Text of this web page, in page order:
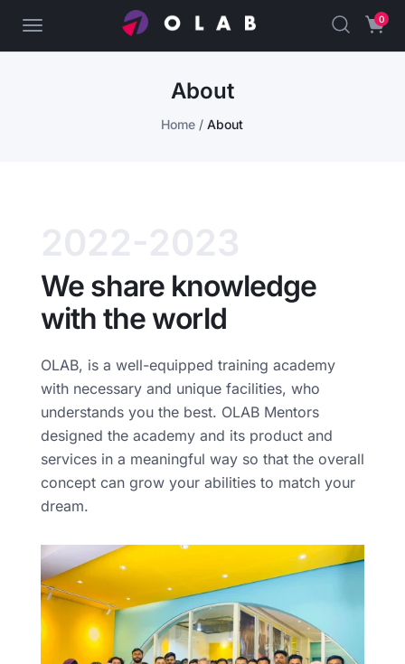
0
About
Home / About
We share knowledge
with the world
OLAB, is a well-equipped training academy
with necessary and unique facilities, who
understands you the best. OLAB Mentors
designed the academy and its product and
services in a meaningful way so that the overall
concept can grow your abilities to match your
dream.